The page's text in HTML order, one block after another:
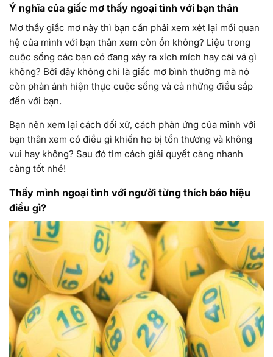
Ý nghĩa của giấc mơ thấy ngoại tình với bạn thân
Mơ thấy giấc mơ này thì bạn cần phải xem xét lại mối quan
hệ của mình với bạn thân xem còn ổn không? Liệu trong
cuộc sống các bạn có đang xảy ra xích mích hay cãi vã gì
không? Bởi đây không chỉ là giấc mơ bình thường mà nó
còn phản ánh hiện thực cuộc sống và cả những điều sắp
đến với bạn.
Bạn nên xem lại cách đối xử, cách phản ứng của mình với
bạn thân xem có điều gì khiến họ bị tổn thương và không
vui hay không? Sau đó tìm cách giải quyết càng nhanh
càng tốt nhé!
Thấy mình ngoại tình với người từng thích báo hiệu
điều gì?